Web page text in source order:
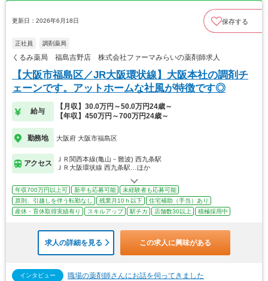
更新日：2026年6月18日 保存する
正社員 調剤薬局
くるみ薬局 福島吉野店 株式会社ファーマみらいの薬剤師求人
【大阪市福島区／JR大阪環状線】大阪本社の調剤チ
ェーンです。アットホームな社風が特徴です◎
給与
【月収】30.0万円～50.0万円24歳～
【年収】450万円～700万円24歳～
勤務地 大阪府 大阪市福島区
アクセス
ＪＲ関西本線(亀山－難波) 西九条駅
ＪＲ大阪環状線 西九条駅…ほか
年収700万円以上可 新卒も応募可能
未経験者も応募可能
原則、引越しを伴う転勤なし
残業月10ｈ以下
住宅補助（手当）あり
産休・育休取得実績有り
スキルアップ 駅チカ 店舗数30以上 積極採用中
求人の詳細を見る この求人に興味がある
インタビュー 職場の薬剤師さんにお話を伺ってきました